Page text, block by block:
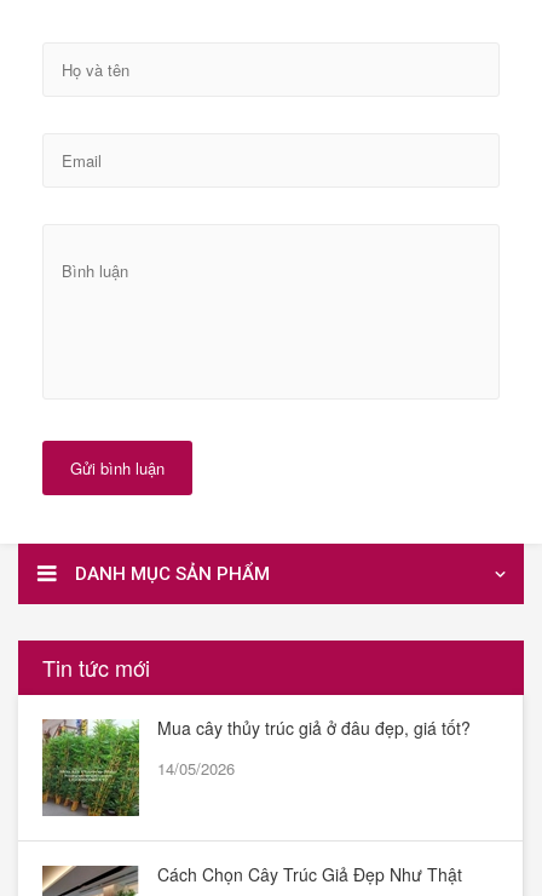
Gửi bình luận
DANH MỤC SẢN PHẨM
Tin tức mới
Mua cây thủy trúc giả ở đâu đẹp, giá tốt?
14/05/2026
Cách Chọn Cây Trúc Giả Đẹp Như Thật